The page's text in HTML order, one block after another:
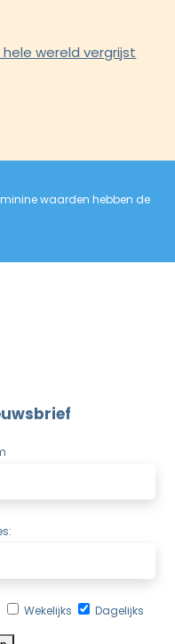
wereld vergrijst
waarden hebben de
Wekelijks Dagelijks